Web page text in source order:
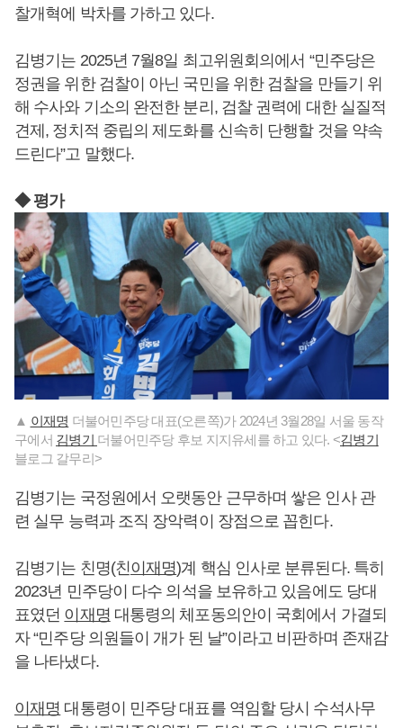
찰개혁에 박차를 가하고 있다.
김병기는 2025년 7월8일 최고위원회의에서 “민주당은
정권을 위한 검찰이 아닌 국민을 위한 검찰을 만들기 위
해 수사와 기소의 완전한 분리, 검찰 권력에 대한 실질적
견제, 정치적 중립의 제도화를 신속히 단행할 것을 약속
드린다”고 말했다.
◆ 평가
▲ 이재명 더불어민주당 대표(오른쪽)가 2024년 3월28일 서울 동작
구에서 김병기 더불어민주당 후보 지지유세를 하고 있다. <김병기
블로그 갈무리>
김병기는 국정원에서 오랫동안 근무하며 쌓은 인사 관
련 실무 능력과 조직 장악력이 장점으로 꼽힌다.
김병기는 친명(친이재명)계 핵심 인사로 분류된다. 특히
2023년 민주당이 다수 의석을 보유하고 있음에도 당대
표였던 이재명 대통령의 체포동의안이 국회에서 가결되
자 “민주당 의원들이 개가 된 날”이라고 비판하며 존재감
을 나타냈다.
이재명 대통령이 민주당 대표를 역임할 당시 수석사무